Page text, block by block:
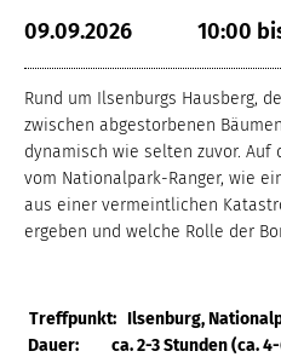
09.09.2026 10:00
Rund um Ilsenburgs Hausberg,
zwischen abgestorbenen
dynamisch wie selten zuvor. Auf
vom Nationalpark-Ranger, wie
aus einer vermeintlichen
ergeben und welche Rolle der
Treffpunkt: Ilsenburg,
Dauer: ca. 2-3 Stunden (ca.